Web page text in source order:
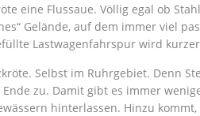
eine Flussaue. Völlig egal ob
Gelände, auf dem immer viel
Lastwagenfahrspur wird
Selbst im Ruhrgebiet. Denn
zu. Damit gibt es immer
hinterlassen. Hinzu